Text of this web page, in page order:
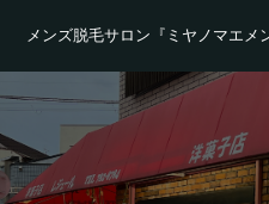
メンズ脱毛サロン『ミヤノマエメ